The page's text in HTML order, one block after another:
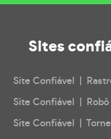
Sites
Site Confiável |
Site Confiável | Robô
Site Confiável |